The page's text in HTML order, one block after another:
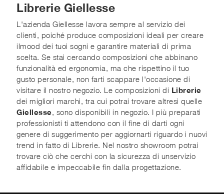
Librerie Giellesse
L'azienda Giellesse lavora sempre al servizio dei
clienti, poiché produce composizioni ideali per creare
ilmood dei tuoi sogni e garantire materiali di prima
scelta. Se stai cercando composizioni che abbinano
funzionalità ed ergonomia, ma che rispettino il tuo
gusto personale, non farti scappare l'occasione di
visitare il nostro negozio. Le composizioni di Librerie
dei migliori marchi, tra cui potrai trovare altresì quelle
Giellesse, sono disponibili in negozio. I più preparati
professionisti ti attendono con il fine di darti ogni
genere di suggerimento per aggiornarti riguardo i nuovi
trend in fatto di Librerie. Nel nostro showroom potrai
trovare ciò che cerchi con la sicurezza di unservizio
affidabile e impeccabile fin dalla progettazione.